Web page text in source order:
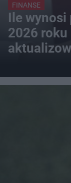
FINANSE
Ile wynosi
2026 roku